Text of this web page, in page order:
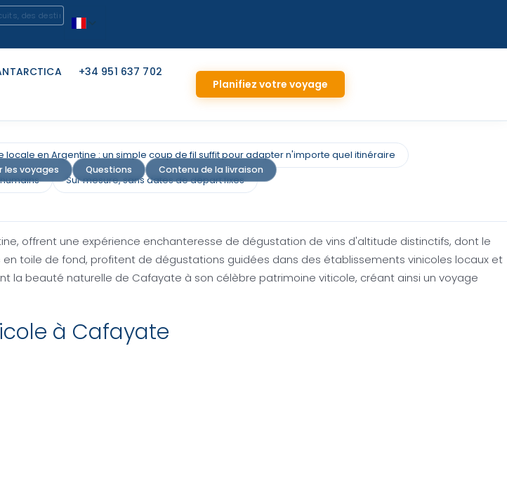
+34 951 637 702
Planifiez votre voyage
les voyages Questions Contenu de la livraison
locale en Argentine : un simple coup de fil suffit pour adapter n'importe quel itinéraire
Sur mesure, sans dates de départ fixes
offrent une expérience enchanteresse de dégustation de vins d'altitude distinctifs, dont le
toile de fond, profitent de dégustations guidées dans des établissements vinicoles locaux et
la beauté naturelle de Cafayate à son célèbre patrimoine viticole, créant ainsi un voyage
à Cafayate